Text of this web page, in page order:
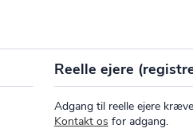
Reelle ejere
Adgang til reelle ejere
Kontakt os for adgang.